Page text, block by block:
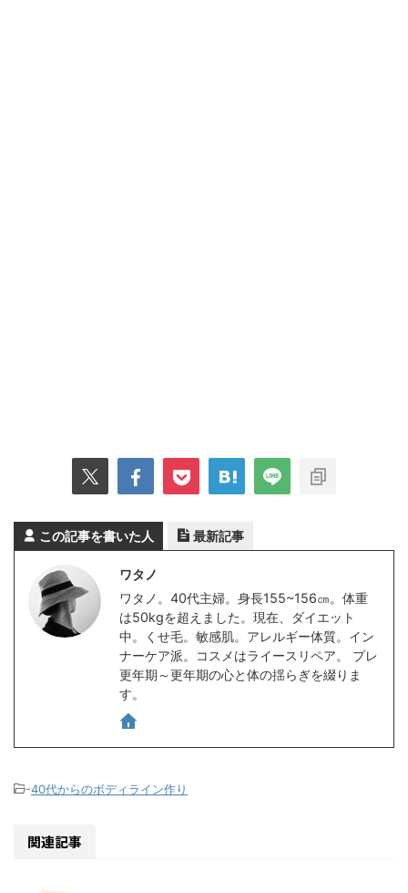
この記事を書いた人 最新記事
ワタノ
ワタノ。40代主婦。身長155~156㎝。体重
は50kgを超えました。現在、ダイエット
中。くせ毛。敏感肌。アレルギー体質。イン
ナーケア派。コスメはライースリペア。 プレ
更年期～更年期の心と体の揺らぎを綴りま
す。
-40代からのボディライン作り
関連記事